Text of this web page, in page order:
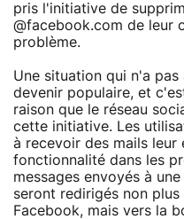
pris l'initiative de
@facebook.com de leur
problème.
Une situation qui n'a pas
devenir populaire, et
raison que le réseau
cette initiative. Les
à recevoir des mails
fonctionnalité dans les
messages envoyés à
seront redirigés non
Facebook, mais vers la